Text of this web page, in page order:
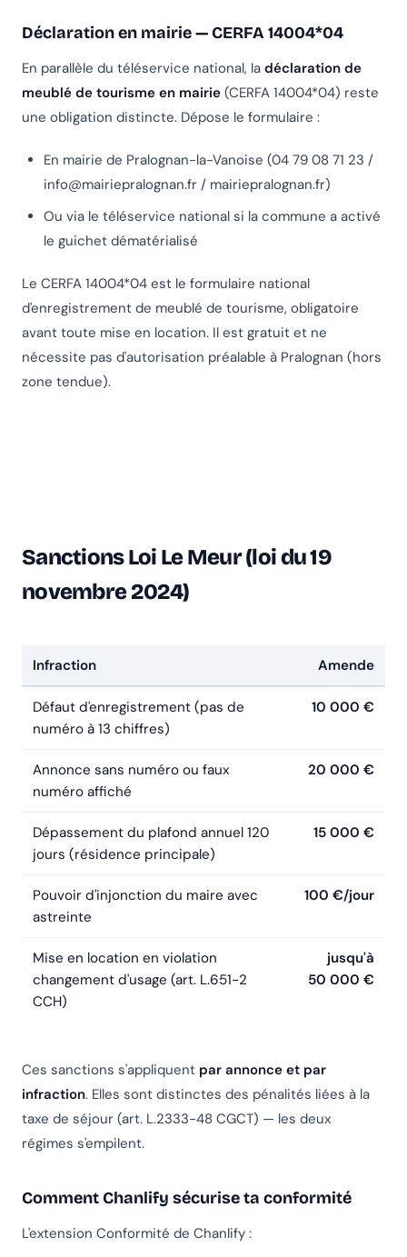
Déclaration en mairie — CERFA 14004*04
En parallèle du téléservice national, la déclaration de
meublé de tourisme en mairie (CERFA 14004*04) reste
une obligation distincte. Dépose le formulaire :
En mairie de Pralognan-la-Vanoise (04 79 08 71 23 /
info@mairiepralognan.fr / mairiepralognan.fr)
Ou via le téléservice national si la commune a activé
le guichet dématérialisé
Le CERFA 14004*04 est le formulaire national
d'enregistrement de meublé de tourisme, obligatoire
avant toute mise en location. Il est gratuit et ne
nécessite pas d'autorisation préalable à Pralognan (hors
zone tendue).
Sanctions Loi Le Meur (loi du 19
novembre 2024)
Infraction Amende
Défaut d'enregistrement (pas de
numéro à 13 chiffres)
10 000 €
Annonce sans numéro ou faux
numéro affiché
20 000 €
Dépassement du plafond annuel 120
jours (résidence principale)
15 000 €
Pouvoir d'injonction du maire avec
astreinte
100 €/jour
Mise en location en violation
changement d'usage (art. L.651-2
CCH)
jusqu'à
50 000 €
Ces sanctions s'appliquent par annonce et par
infraction. Elles sont distinctes des pénalités liées à la
taxe de séjour (art. L.2333-48 CGCT) — les deux
régimes s'empilent.
Comment Chanlify sécurise ta conformité
L'extension Conformité de Chanlify :